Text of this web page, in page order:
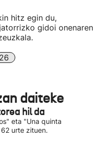
hitz egin du,
gidoi onenaren
daiteke
hil da
eta "Una quinta
urte zituen.